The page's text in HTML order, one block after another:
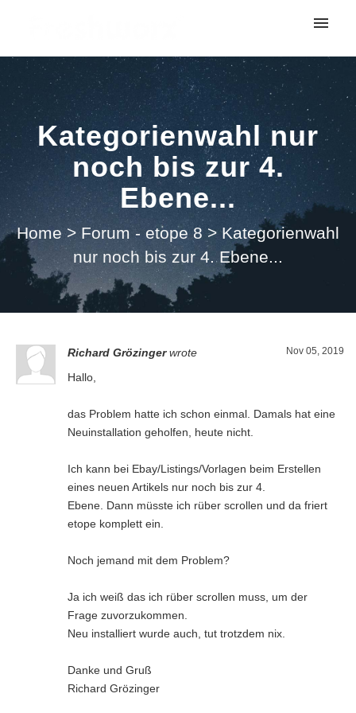
My tickets
Submit ticket
Login
Kategorienwahl nur
noch bis zur 4.
Ebene...
Home > Forum - etope 8 > Kategorienwahl
nur noch bis zur 4. Ebene...
Nov 05, 2019
Richard Grözinger wrote
Hallo,
das Problem hatte ich schon einmal. Damals hat eine
Neuinstallation geholfen, heute nicht.
Ich kann bei Ebay/Listings/Vorlagen beim Erstellen
eines neuen Artikels nur noch bis zur 4.
Ebene. Dann müsste ich rüber scrollen und da friert
etope komplett ein.
Noch jemand mit dem Problem?
Ja ich weiß das ich rüber scrollen muss, um der
Frage zuvorzukommen.
Neu installiert wurde auch, tut trotzdem nix.
Danke und Gruß
Richard Grözinger